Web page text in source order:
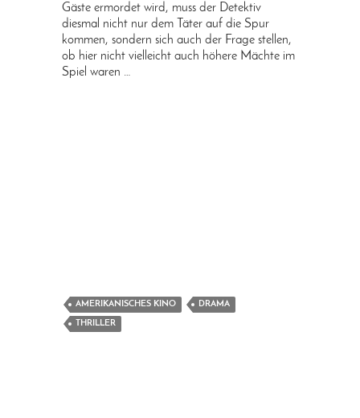
Gäste ermordet wird, muss der Detektiv
diesmal nicht nur dem Täter auf die Spur
kommen, sondern sich auch der Frage stellen,
ob hier nicht vielleicht auch höhere Mächte im
Spiel waren …
AMERIKANISCHES KINO DRAMA
THRILLER